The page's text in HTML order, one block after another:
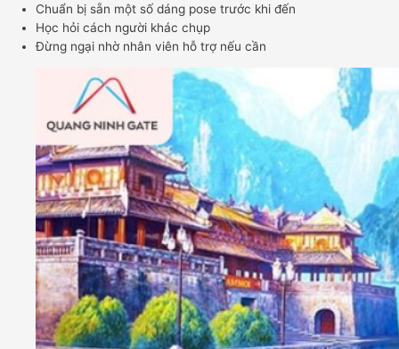
Chuẩn bị sẵn một số dáng pose trước khi đến
Học hỏi cách người khác chụp
Đừng ngại nhờ nhân viên hỗ trợ nếu cần